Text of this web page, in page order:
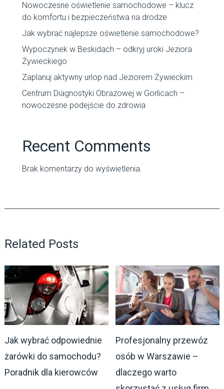
Nowoczesne oświetlenie samochodowe – klucz
do komfortu i bezpieczeństwa na drodze
Jak wybrać najlepsze oświetlenie samochodowe?
Wypoczynek w Beskidach – odkryj uroki Jeziora
Żywieckiego
Zaplanuj aktywny urlop nad Jeziorem Żywieckim
Centrum Diagnostyki Obrazowej w Gorlicach –
nowoczesne podejście do zdrowia
Recent Comments
Brak komentarzy do wyświetlenia.
Related Posts
Jak wybrać odpowiednie
żarówki do samochodu?
Poradnik dla kierowców
Profesjonalny przewóz
osób w Warszawie –
dlaczego warto